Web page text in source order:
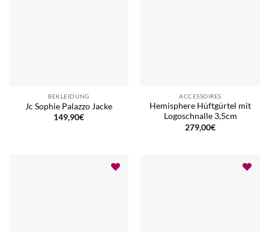
BEKLEIDUNG
Jc Sophie Palazzo Jacke
149,90€
ACCESSOIRES
Hemisphere Hüftgürtel mit
Logoschnalle 3,5cm
279,00€